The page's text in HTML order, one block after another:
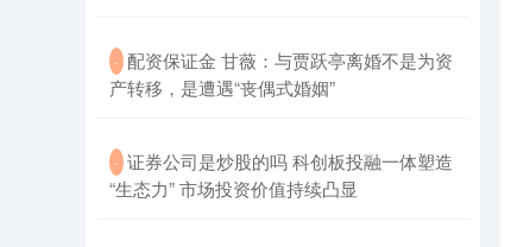
· ​配资保证金 甘薇：与贾跃亭离婚不是为资
产转移，是遭遇“丧偶式婚姻”
· ​证券公司是炒股的吗 科创板投融一体塑造
“生态力” 市场投资价值持续凸显